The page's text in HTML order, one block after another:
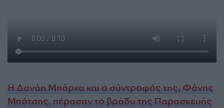
Η Δανάη Μπάρκα και ο σύντροφός της, Φάνης
Μπότσης, πέρασαν το βράδυ της Παρασκευής